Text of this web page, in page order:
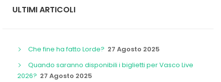
ULTIMI ARTICOLI
Che fine ha fatto Lorde? 27 Agosto 2025
Quando saranno disponibili i biglietti per Vasco Live
2026? 27 Agosto 2025